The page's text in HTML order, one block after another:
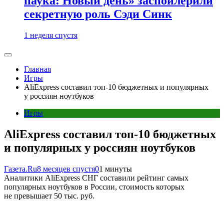
секретную роль Сэди Синк
1 неделя спустя
Главная
Игры
AliExpress составил топ-10 бюджетных и популярных
у россиян ноутбуков
Игры
AliExpress составил топ-10 бюджетных
и популярных у россиян ноутбуков
Газета.Ru8 месяцев спустя01 минуты
Аналитики AliExpress СНГ составили рейтинг самых
популярных ноутбуков в России, стоимость которых
не превышает 50 тыс. руб.